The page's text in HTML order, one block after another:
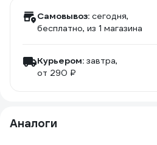
Самовывоз: сегодня,
бесплатно, из 1 магазина
Курьером: завтра,
от 290 ₽
Аналоги